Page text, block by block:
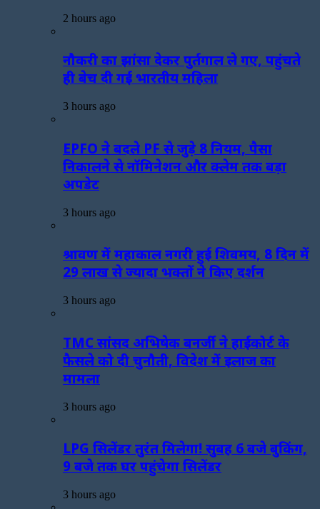
2 hours ago
नौकरी का झांसा देकर पुर्तगाल ले गए, पहुंचते
ही बेच दी गई भारतीय महिला
3 hours ago
EPFO ने बदले PF से जुड़े 8 नियम, पैसा
निकालने से नॉमिनेशन और क्लेम तक बड़ा
अपडेट
3 hours ago
श्रावण में महाकाल नगरी हुई शिवमय, 8 दिन में
29 लाख से ज्यादा भक्तों ने किए दर्शन
3 hours ago
TMC सांसद अभिषेक बनर्जी ने हाईकोर्ट के
फैसले को दी चुनौती, विदेश में इलाज का
मामला
3 hours ago
LPG सिलेंडर तुरंत मिलेगा! सुबह 6 बजे बुकिंग,
9 बजे तक घर पहुंचेगा सिलेंडर
3 hours ago